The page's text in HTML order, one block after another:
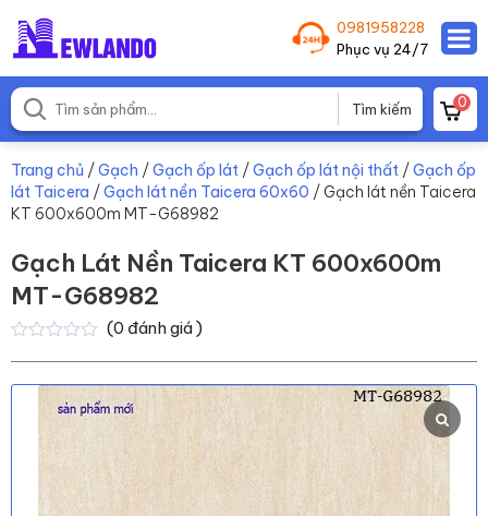
0981958228
Phục vụ 24/7
0
Trang chủ /Gạch /Gạch ốp lát /Gạch ốp lát nội thất /Gạch ốp
lát Taicera /Gạch lát nền Taicera 60x60 / Gạch lát nền Taicera
KT 600x600m MT-G68982
Gạch Lát Nền Taicera KT 600x600m
MT-G68982
5
đánh
(0 đánh giá )